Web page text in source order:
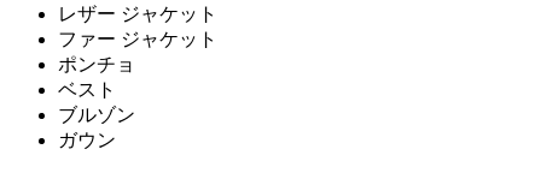
レザー ジャケット
ファー ジャケット
ポンチョ
ベスト
ブルゾン
ガウン